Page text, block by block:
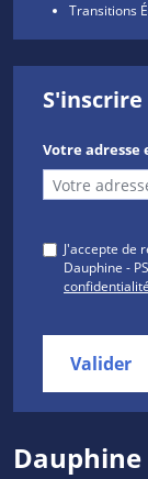
Transitions
Votre adresse
J'accepte de
Dauphine -
confidentialité
Valider
Dauphine